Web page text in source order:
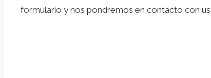
formulario y nos pondremos en contacto con